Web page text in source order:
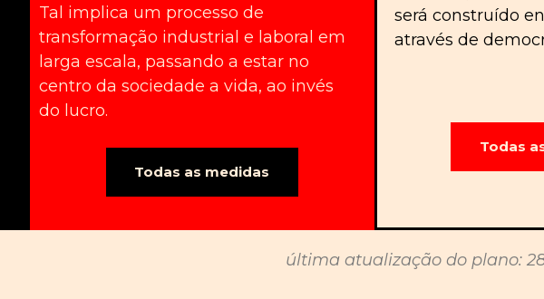
Tal implica um processo de
transformação industrial e laboral em
larga escala, passando a estar no
centro da sociedade a vida, ao invés
do lucro.
Todas as medidas
será construído
através de
Todas
última atualização do plano: